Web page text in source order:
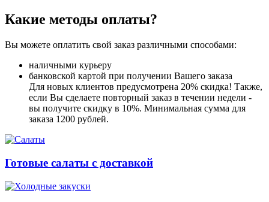
Какие методы оплаты?
Вы можете оплатить свой заказ различными способами:
наличными курьеру
банковской картой при получении Вашего заказа
Для новых клиентов предусмотрена 20% скидка! Также,
если Вы сделаете повторный заказ в течении недели -
вы получите скидку в 10%. Минимальная сумма для
заказа 1200 рублей.
Готовые салаты с доставкой